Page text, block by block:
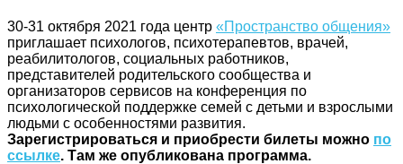
30-31 октября 2021 года центр «Пространство общения»
приглашает психологов, психотерапевтов, врачей,
реабилитологов, социальных работников,
представителей родительского сообщества и
организаторов сервисов на конференция по
психологической поддержке семей с детьми и взрослыми
людьми с особенностями развития.
Зарегистрироваться и приобрести билеты можно по
ссылке. Там же опубликована программа.